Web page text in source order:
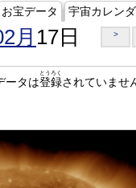
お宝データ 宇宙カレン
月 17日 >
ータは登録
とうろく
されていませ